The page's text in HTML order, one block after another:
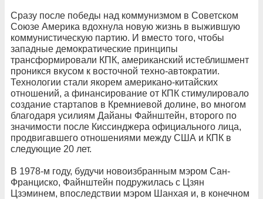
Сразу после победы над коммунизмом в Советском
Союзе Америка вдохнула новую жизнь в выжившую
коммунистическую партию. И вместо того, чтобы
западные демократические принципы
трансформировали КПК, американский истеблишмент
проникся вкусом к восточной техно-автократии.
Технологии стали якорем американо-китайских
отношений, а финансирование от КПК стимулировало
создание стартапов в Кремниевой долине, во многом
благодаря усилиям Дайаны Файнштейн, второго по
значимости после Киссинджера официального лица,
продвигавшего отношениями между США и КПК в
следующие 20 лет.
В 1978-м году, будучи новоизбранным мэром Сан-
Франциско, Файнштейн подружилась с Цзян
Цзэминем, впоследствии мэром Шанхая и, в конечном